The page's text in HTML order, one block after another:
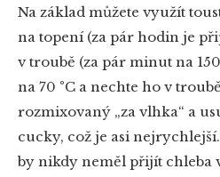
Na základ můžete využít
na topení (za pár hodin je
v troubě (za pár minut na
na 70 °C a nechte ho v
rozmixovaný „za vlhka“ a
cucky, což je asi
by nikdy neměl přijít chleba